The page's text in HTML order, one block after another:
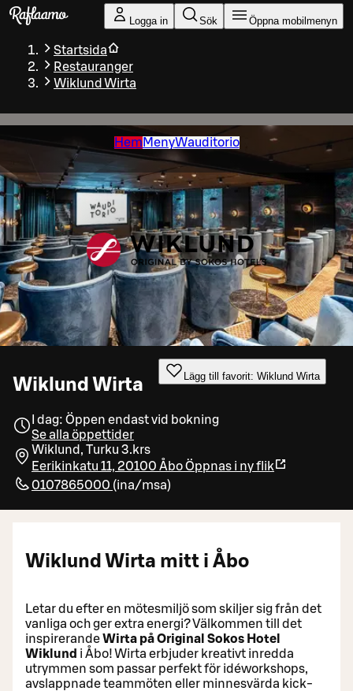
Gå till huvudinnehållet
Logga in Sök Öppna mobilmenyn
Startsida
Restauranger
Wiklund Wirta
Hem MenyWauditorio
Wiklund Wirta Lägg till favorit: Wiklund Wirta
I dag: Öppen endast vid bokning
Se alla öppettider
Wiklund, Turku 3.krs
Eerikinkatu 11, 20100 ÅboÖppnas i ny flik
0107865000 (ina/msa)
Wiklund Wirta mitt i Åbo
Letar du efter en mötesmiljö som skiljer sig från det
vanliga och ger extra energi? Välkommen till det
inspirerandeWirta på Original Sokos Hotel
Wiklund i Åbo! Wirta erbjuder kreativt inredda
utrymmen som passar perfekt för idéworkshops,
avslappnade teammöten eller minnesvärda kick-